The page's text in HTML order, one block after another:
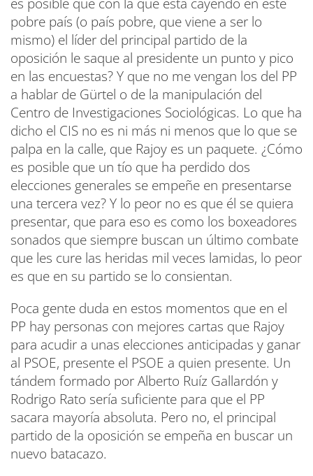
pobre país (o país pobre, que viene a ser lo
mismo) el líder del principal partido de la
oposición le saque al presidente un punto y pico
en las encuestas? Y que no me vengan los del PP
a hablar de Gürtel o de la manipulación del
Centro de Investigaciones Sociológicas. Lo que ha
dicho el CIS no es ni más ni menos que lo que se
palpa en la calle, que Rajoy es un paquete. ¿Cómo
es posible que un tío que ha perdido dos
elecciones generales se empeñe en presentarse
una tercera vez? Y lo peor no es que él se quiera
presentar, que para eso es como los boxeadores
sonados que siempre buscan un último combate
que les cure las heridas mil veces lamidas, lo peor
es que en su partido se lo consientan.
Poca gente duda en estos momentos que en el
PP hay personas con mejores cartas que Rajoy
para acudir a unas elecciones anticipadas y ganar
al PSOE, presente el PSOE a quien presente. Un
tándem formado por Alberto Ruíz Gallardón y
Rodrigo Rato sería suficiente para que el PP
sacara mayoría absoluta. Pero no, el principal
partido de la oposición se empeña en buscar un
nuevo batacazo.